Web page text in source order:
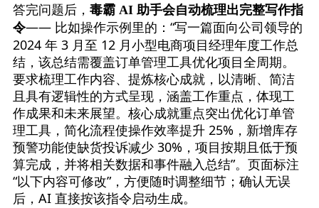
答完问题后， 毒霸 AI 助手会自动梳理出完整写作指
令—— 比如操作示例里的：“写一篇面向公司领导的
2024 年 3 月至 12 月小型电商项目经理年度工作总
结，该总结需覆盖订单管理工具优化项目全周期。
要求梳理工作内容、提炼核心成就，以清晰、简洁
且具有逻辑性的方式呈现，涵盖工作重点，体现工
作成果和未来展望。核心成就重点突出优化订单管
理工具，简化流程使操作效率提升 25%，新增库存
预警功能使缺货投诉减少 30%，项目按期且低于预
算完成，并将相关数据和事件融入总结”。页面标注
“以下内容可修改”，方便随时调整细节；确认无误
后，AI 直接按该指令启动生成。